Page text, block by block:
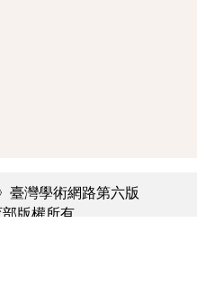
臺灣學術網路第六版
版權所有